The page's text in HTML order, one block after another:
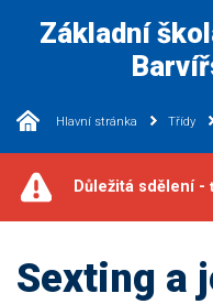
Základní
Hlavní stránka Třídy
Důležitá sdělení -
Sexting a